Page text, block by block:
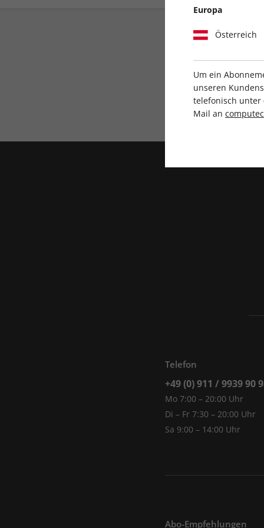
Direkt vom Verlag
Telefon
+49 (0) 911 / 9939 90
Mo 7:00 – 20:00 Uhr
Di – Fr 7:30 – 20:00 Uhr
Sa 9:00 – 14:00 Uhr
Abo-Empfehlungen
Europa
Österreich
Um ein
unseren
telefonisch unter
Mail an